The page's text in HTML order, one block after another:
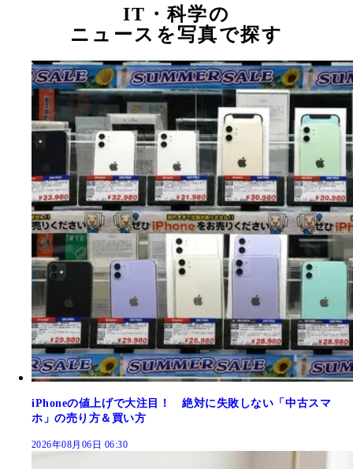
IT・科学の
ニュースを写真で探す
iPhoneの値上げで大注目！ 絶対に失敗しない「中古スマ
ホ」の売り方＆買い方
2026年08月06日 06:30